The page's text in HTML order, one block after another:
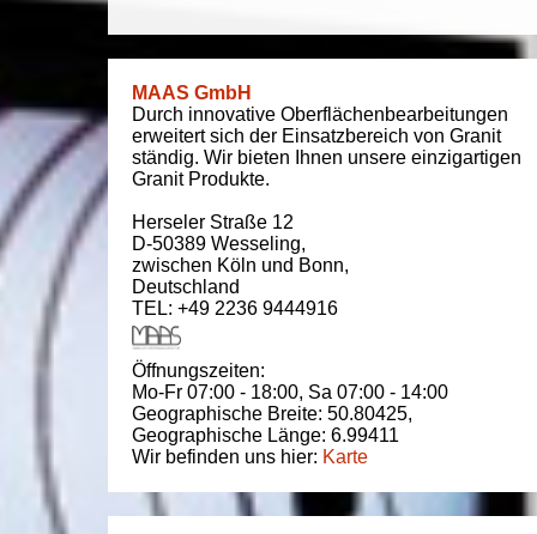
MAAS GmbH
Durch innovative Oberflächenbearbeitungen
erweitert sich der Einsatzbereich von Granit
ständig. Wir bieten Ihnen unsere einzigartigen
Granit Produkte.
Herseler Straße 12
D-50389 Wesseling,
zwischen Köln und Bonn,
Deutschland
TEL: +49 2236 9444916
Öffnungszeiten:
Mo-Fr 07:00 - 18:00, Sa 07:00 - 14:00
Geographische Breite: 50.80425,
Geographische Länge: 6.99411
Wir befinden uns hier: Karte